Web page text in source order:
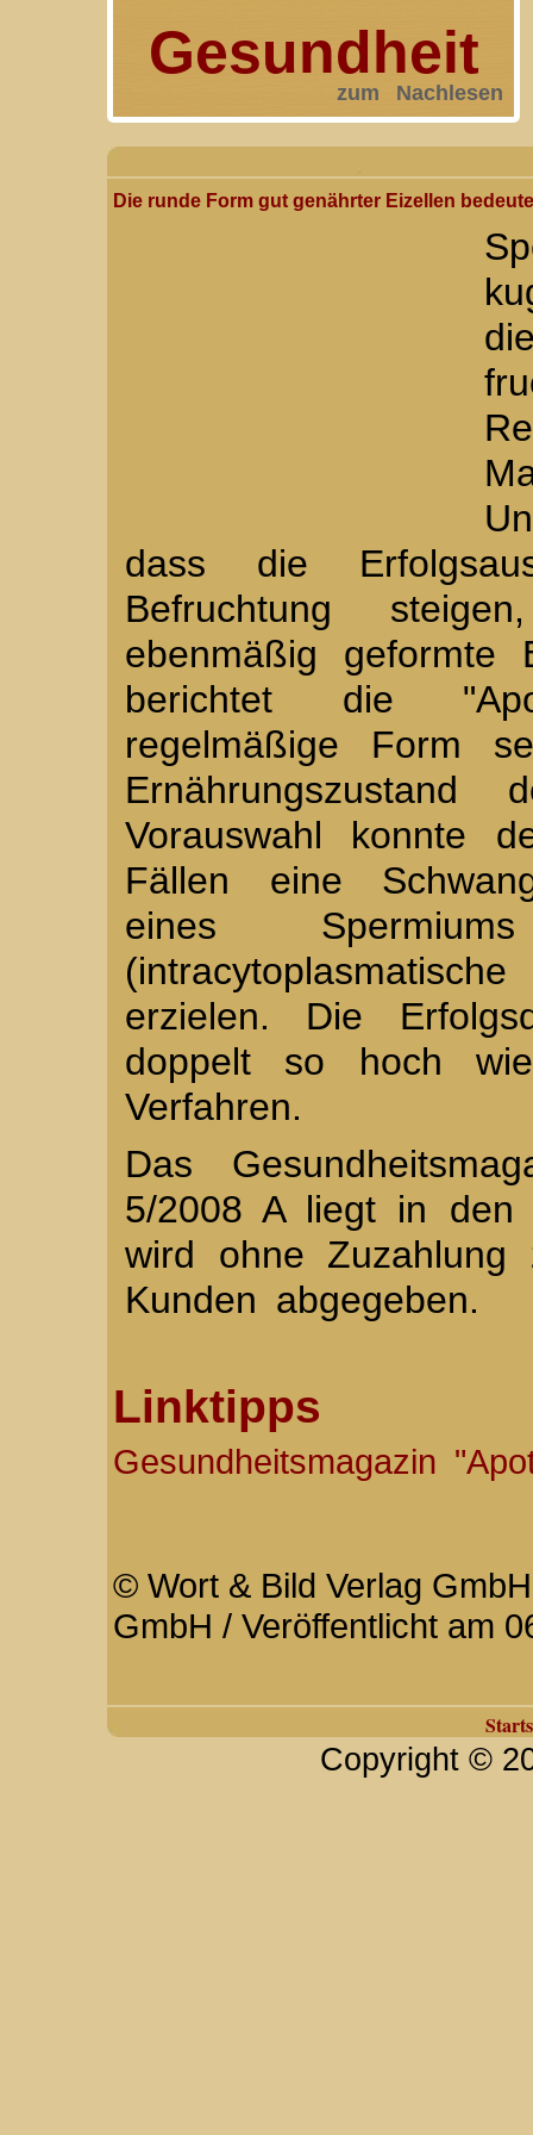
Gesundheit
zum Nachlesen
Die runde Form gut genährter Eizellen
dass die
Befruchtung
ebenmäßig geformte
berichtet die
regelmäßige Form
Vorauswahl konnte
Fällen eine
eines
erzielen. Die
doppelt so hoch
Verfahren.
Das
5/2008 A liegt in den
wird ohne Zuzahlung
Kunden abgegeben.
Linktipps
Gesundheitsmagazin
© Wort & Bild Verlag
GmbH / Veröffentlicht am
Copyright ©